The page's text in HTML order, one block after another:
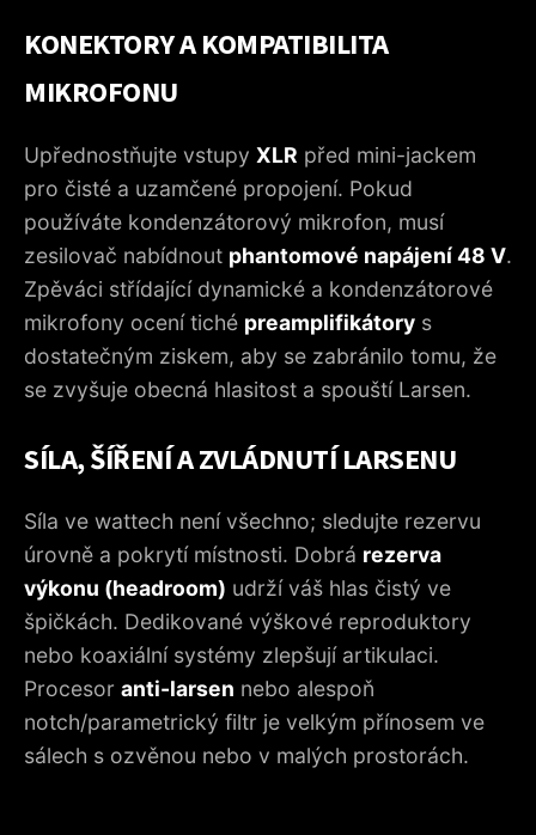
KONEKTORY A KOMPATIBILITA
MIKROFONU
Upřednostňujte vstupy XLR před mini-jackem
pro čisté a uzamčené propojení. Pokud
používáte kondenzátorový mikrofon, musí
zesilovač nabídnout phantomové napájení 48 V.
Zpěváci střídající dynamické a kondenzátorové
mikrofony ocení tiché preamplifikátory s
dostatečným ziskem, aby se zabránilo tomu, že
se zvyšuje obecná hlasitost a spouští Larsen.
SÍLA, ŠÍŘENÍ A ZVLÁDNUTÍ LARSENU
Síla ve wattech není všechno; sledujte rezervu
úrovně a pokrytí místnosti. Dobrá rezerva
výkonu (headroom) udrží váš hlas čistý ve
špičkách. Dedikované výškové reproduktory
nebo koaxiální systémy zlepšují artikulaci.
Procesor anti-larsen nebo alespoň
notch/parametrický filtr je velkým přínosem ve
sálech s ozvěnou nebo v malých prostorách.